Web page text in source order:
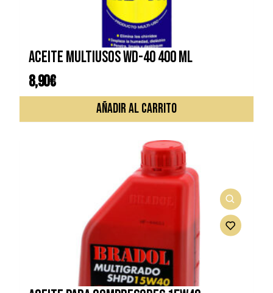
Aceite multiusos WD-40 400 ml
8,90€
AÑADIR AL CARRITO